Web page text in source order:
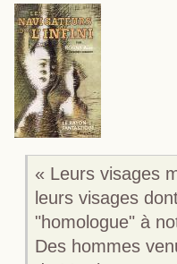
« Leurs visages
leurs visages
"homologue" à
Des hommes